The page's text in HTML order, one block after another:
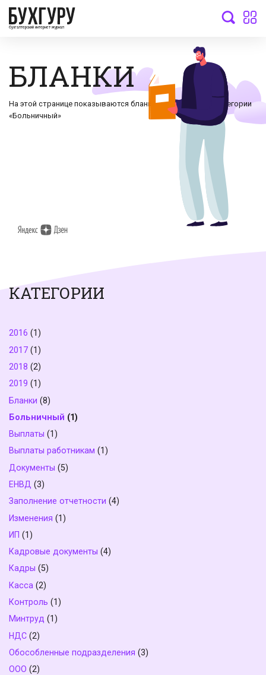
бухгалтерский интернет-журнал
БЛАНКИ
На этой странице показываются бланки документов по категории
«Больничный»
КАТЕГОРИИ
2016 (1)
2017 (1)
2018 (2)
2019 (1)
Бланки (8)
Больничный (1)
Выплаты (1)
Выплаты работникам (1)
Документы (5)
ЕНВД (3)
Заполнение отчетности (4)
Изменения (1)
ИП (1)
Кадровые документы (4)
Кадры (5)
Касса (2)
Контроль (1)
Минтруд (1)
НДС (2)
Обособленные подразделения (3)
ООО (2)